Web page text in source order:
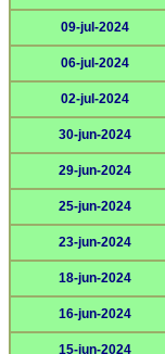
09-jul-2024
06-jul-2024
02-jul-2024
30-jun-2024
29-jun-2024
25-jun-2024
23-jun-2024
18-jun-2024
16-jun-2024
15-jun-2024